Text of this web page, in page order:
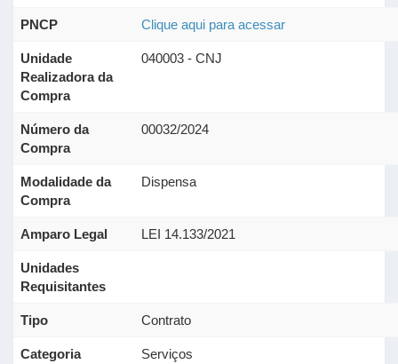
PNCP Clique aqui para acessar
Unidade
Realizadora da
Compra
040003 - CNJ
Número da
Compra
00032/2024
Modalidade da
Compra
Dispensa
Amparo Legal LEI 14.133/2021
Unidades
Requisitantes
Tipo Contrato
Categoria Serviços